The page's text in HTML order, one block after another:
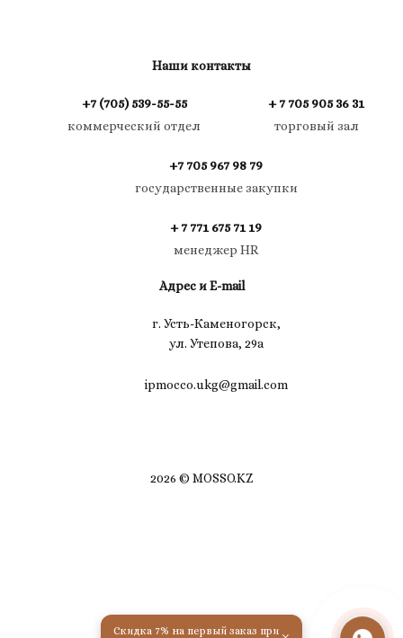
Скидка 7% на первый заказ при
Наши контакты
+7 (705) 539-55-55
коммерческий отдел
+ 7 705 905 36 31
торговый зал
+7 705 967 98 79
государственные закупки
+ 7 771 675 71 19
менеджер HR
Адрес и E-mail
г. Усть-Каменогорск,
ул. Утепова, 29а
ipmocco.ukg@gmail.com
2026 © MOSSO.KZ